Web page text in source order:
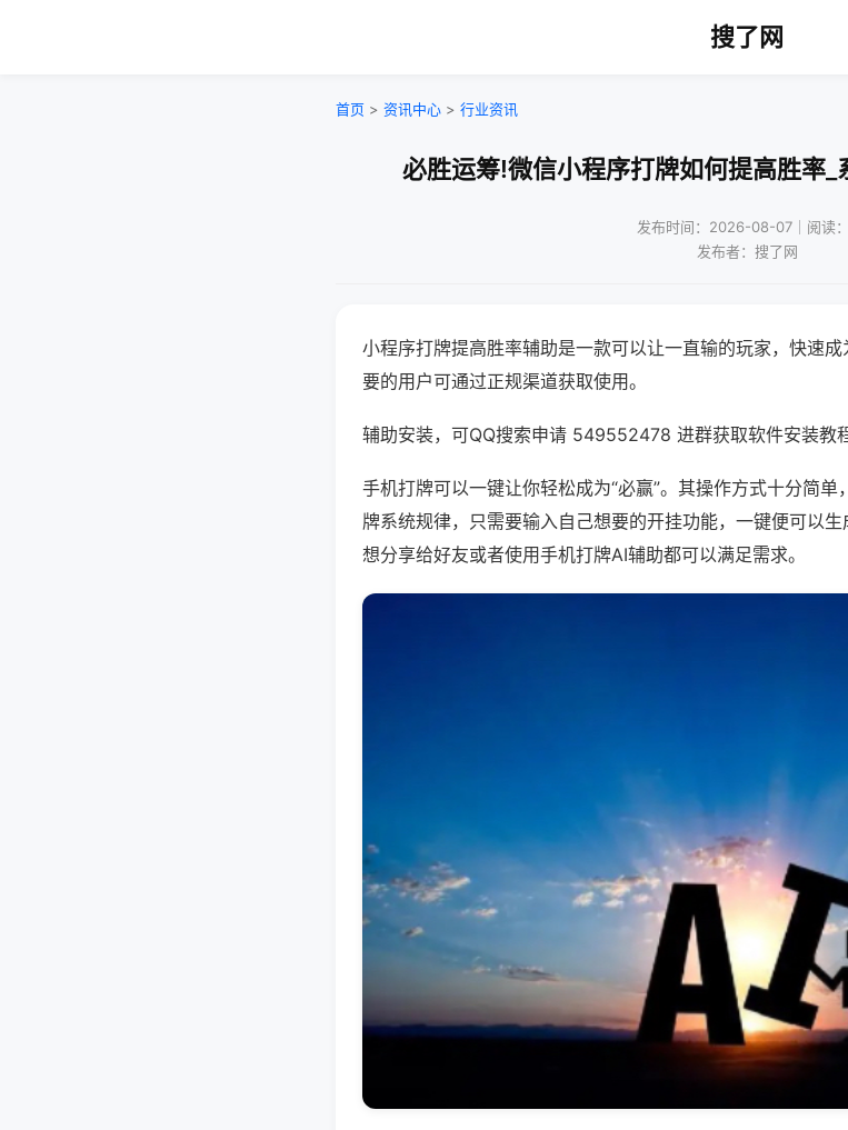
搜了网
首页 > 资讯中心 > 行业资讯
必胜运筹!微信小程序打牌如何提高胜率
发布时间：2026-08-07｜阅读
发布者：搜了网
小程序打牌提高胜率辅助是一款可以让一直输的玩家，快速
要的用户可通过正规渠道获取使用。
辅助安装，可QQ搜索申请 549552478 进群获取软件安装教
手机打牌可以一键让你轻松成为“必赢”。其操作方式十分简
牌系统规律，只需要输入自己想要的开挂功能，一键便可以
想分享给好友或者使用手机打牌AI辅助都可以满足需求。